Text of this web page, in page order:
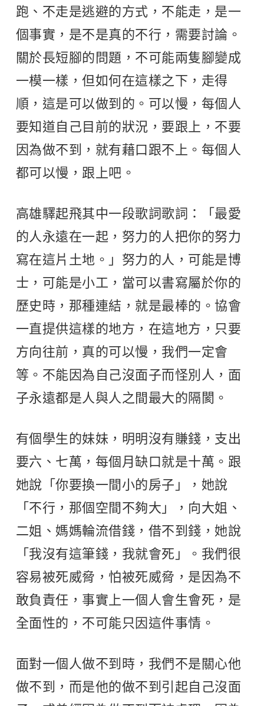
跑、不走是逃避的方式，不能走，是一
個事實，是不是真的不行，需要討論。
關於長短腳的問題，不可能兩隻腳變成
一模一樣，但如何在這樣之下，走得
順，這是可以做到的。可以慢，每個人
要知道自己目前的狀況，要跟上，不要
因為做不到，就有藉口跟不上。每個人
都可以慢，跟上吧。
高雄驛起飛其中一段歌詞歌詞：「最愛
的人永遠在一起，努力的人把你的努力
寫在這片土地。」努力的人，可能是博
士，可能是小工，當可以書寫屬於你的
歷史時，那種連結，就是最棒的。協會
一直提供這樣的地方，在這地方，只要
方向往前，真的可以慢，我們一定會
等。不能因為自己沒面子而怪別人，面
子永遠都是人與人之間最大的隔閡。
有個學生的妹妹，明明沒有賺錢，支出
要六、七萬，每個月缺口就是十萬。跟
她說「你要換一間小的房子」，她說
「不行，那個空間不夠大」，向大姐、
二姐、媽媽輪流借錢，借不到錢，她說
「我沒有這筆錢，我就會死」。我們很
容易被死威脅，怕被死威脅，是因為不
敢負責任，事實上一個人會生會死，是
全面性的，不可能只因這件事情。
面對一個人做不到時，我們不是關心他
做不到，而是他的做不到引起自己沒面